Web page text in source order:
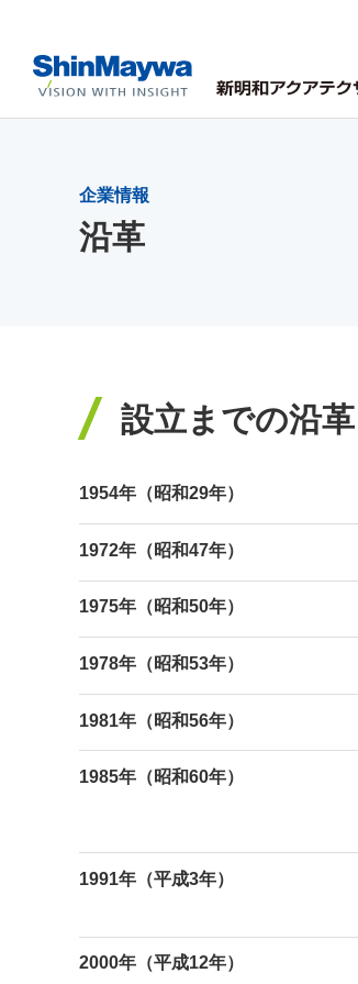
企業情報
沿革
設立までの沿革
1954年（昭和29年）
1972年（昭和47年）
1975年（昭和50年）
1978年（昭和53年）
1981年（昭和56年）
1985年（昭和60年）
1991年（平成3年）
2000年（平成12年）